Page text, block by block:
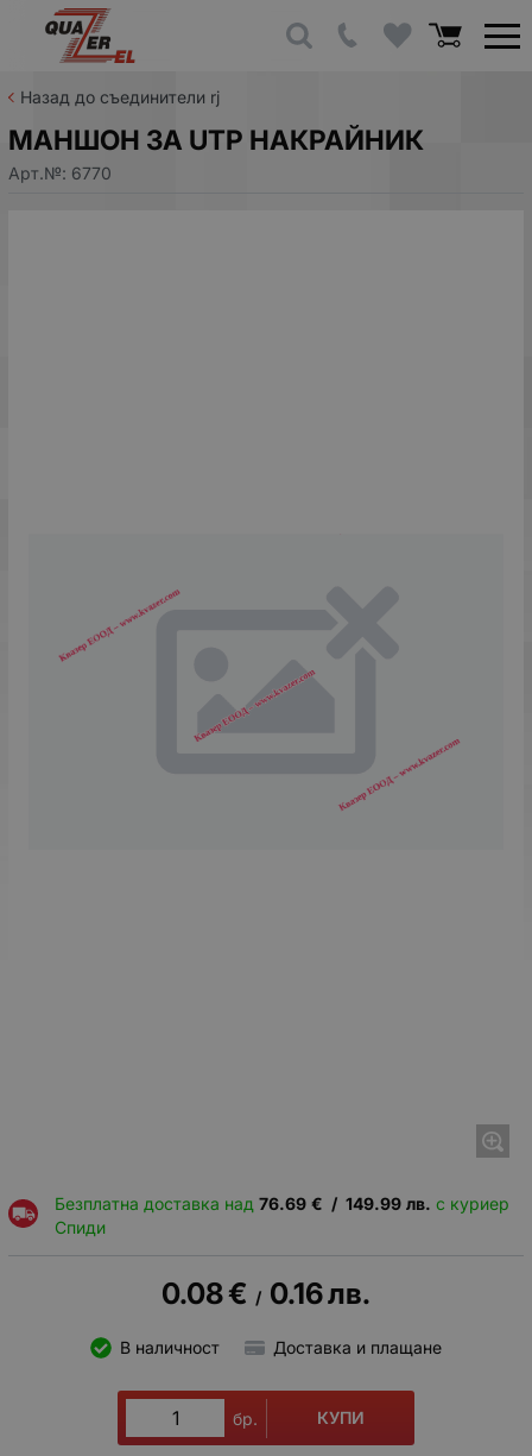
Назад до съединители rj
МАНШОН ЗА UTP НАКРАЙНИК
Арт.№: 6770
Безплатна доставка над 76.69 € / 149.99 лв. с куриер
Спиди
0.08€ / 0.16лв.
В наличност Доставка и плащане
бр. КУПИ